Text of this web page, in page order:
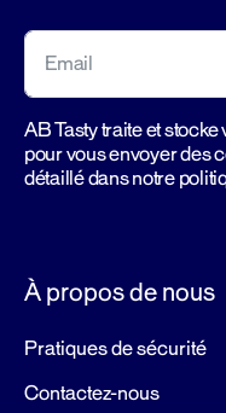
AB Tasty traite et
pour vous envoyer des
détaillé dans notre
À propos de nous
Pratiques de sécurité
Contactez-nous